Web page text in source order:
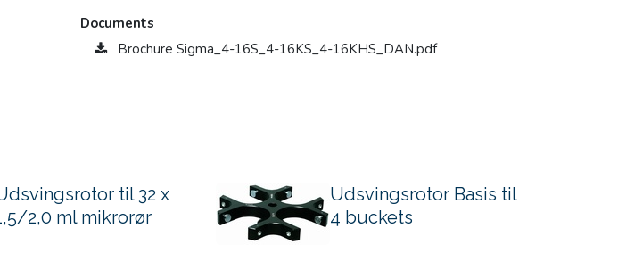
Documents
Brochure Sigma_4-16S_4-16KS_4-16KHS_DAN.pdf
til 32 x
2,0 ml mikrorør
Udsvingsrotor Basis til
4 buckets